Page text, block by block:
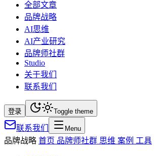
全部文章
品牌战略
AI思维
AI产业研究
品牌师社群
Studio
关于我们
联系我们
登录 Toggle theme
联系我们 Menu
品牌战略 首页 品牌师社群 思维 案例 工具